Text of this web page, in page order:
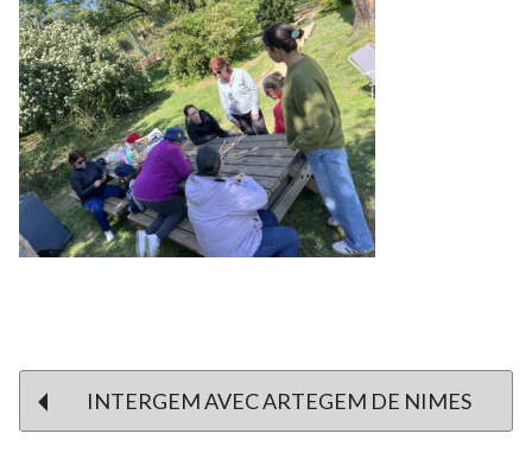
PostINTERGEM AVEC ARTEGEM DE NIMES